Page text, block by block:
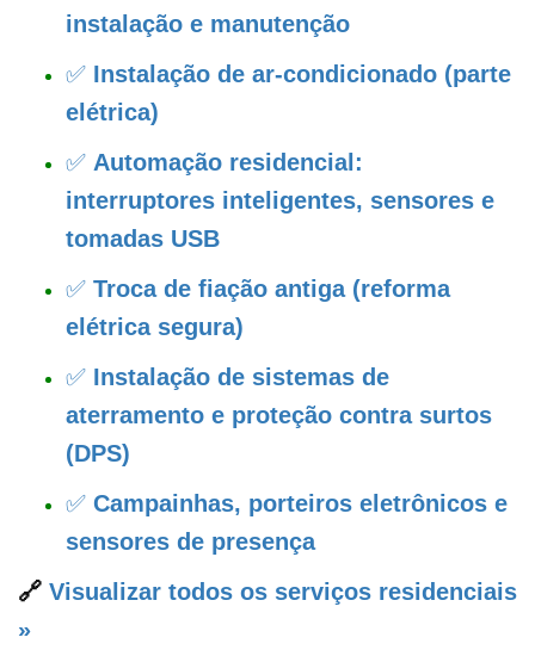
instalação e manutenção
✅ Instalação de ar-condicionado (parte
elétrica)
✅ Automação residencial:
interruptores inteligentes, sensores e
tomadas USB
✅ Troca de fiação antiga (reforma
elétrica segura)
✅ Instalação de sistemas de
aterramento e proteção contra surtos
(DPS)
✅ Campainhas, porteiros eletrônicos e
sensores de presença
🔗 Visualizar todos os serviços residenciais
»